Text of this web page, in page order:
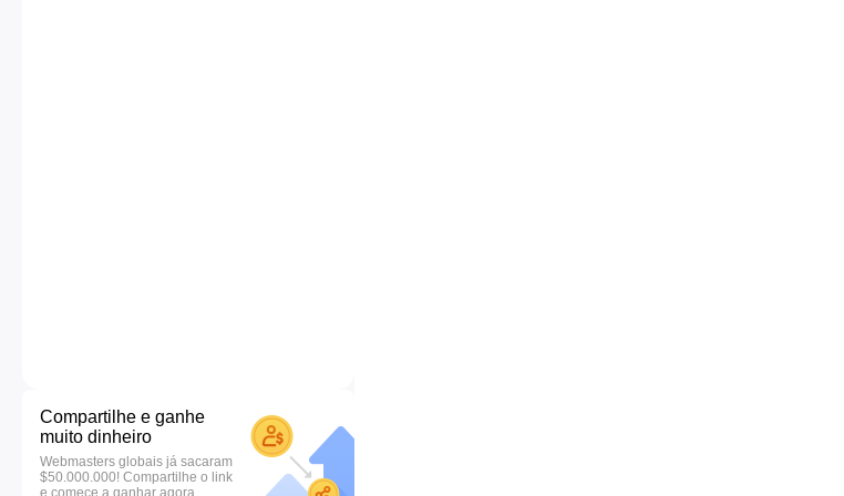
Compartilhe e ganhe
muito dinheiro
Webmasters globais já sacaram
$50.000.000! Compartilhe o link
e comece a ganhar agora.